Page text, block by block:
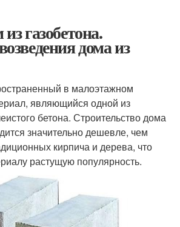
газобетона.
дома из
в малоэтажном
являющийся одной из
бетона. Строительство дома
значительно дешевле, чем
кирпича и дерева, что
растущую популярность.